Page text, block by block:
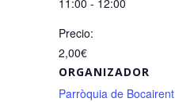
11:00 - 12:00
Precio:
2,00€
ORGANIZADOR
Parròquia de Bocairent